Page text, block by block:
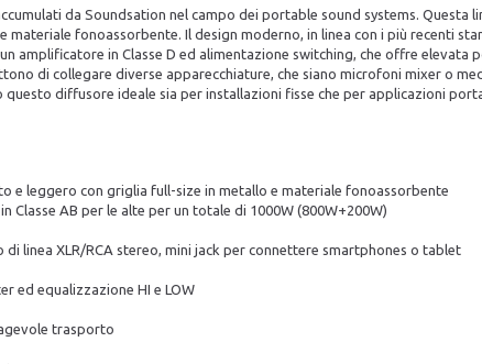
da Soundsation nel campo dei portable sound systems.
materiale fonoassorbente. Il design moderno, in linea con i più recenti
amplificatore in Classe D ed alimentazione switching, che offre
di collegare diverse apparecchiature, che siano microfoni mixer o
diffusore ideale sia per installazioni fisse che per applicazioni
e leggero con griglia full-size in metallo e materiale fonoassorbente
Classe AB per le alte per un totale di 1000W (800W+200W)
linea XLR/RCA stereo, mini jack per connettere smartphones o tablet
ed equalizzazione HI e LOW
trasporto